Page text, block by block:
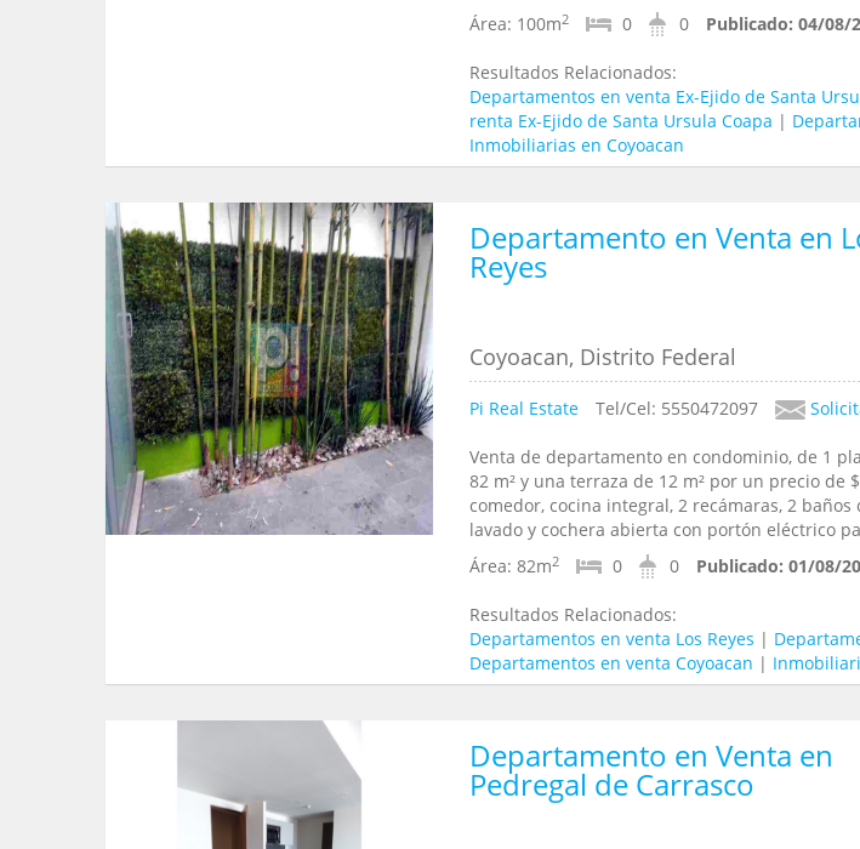
Área: 100m2 0 0 Publicado: 04/08/
Resultados Relacionados:
Departamentos en venta Ex-Ejido de Santa
renta Ex-Ejido de Santa Ursula Coapa |
Inmobiliarias en Coyoacan
Departamento en Venta en
Reyes
Coyoacan, Distrito Federal
Pi Real Estate Tel/Cel: 5550472097
Venta de departamento en condominio, de 1
82 m² y una terraza de 12 m² por un precio de
comedor, cocina integral, 2 recámaras, 2 baños
lavado y cochera abierta con portón eléctrico
Área: 82m2 0 0 Publicado: 01/08/
Resultados Relacionados:
Departamentos en venta Los Reyes |
Departamentos en venta Coyoacan |
Departamento en Venta en
Pedregal de Carrasco